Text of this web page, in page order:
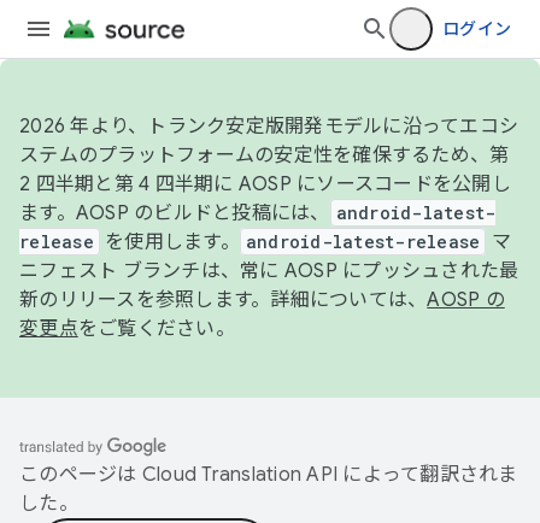
ログイン
2026 年より、トランク安定版開発モデルに沿ってエコシ
ステムのプラットフォームの安定性を確保するため、第
2 四半期と第 4 四半期に AOSP にソースコードを公開し
ます。AOSP のビルドと投稿には、
android-latest-
release
を使用します。 android-latest-release
マ
ニフェスト ブランチは、常に AOSP にプッシュされた最
新のリリースを参照します。詳細については、AOSP の
変更点をご覧ください。
このページは Cloud Translation API によって翻訳されま
した。